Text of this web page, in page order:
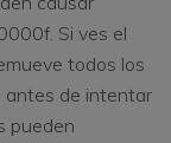
Si ves el
todos los
antes de intentar
pueden